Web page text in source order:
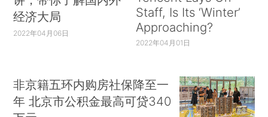
经济大局
2022年04月06日
Staff, Is Its ‘Winter’
Approaching?
2022年04月01日
非京籍五环内购房社保降至一
年 北京市公积金最高可贷340